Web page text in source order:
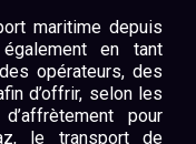
maritime depuis
en tant
opérateurs, des
d’offrir, selon les
pour
le transport de